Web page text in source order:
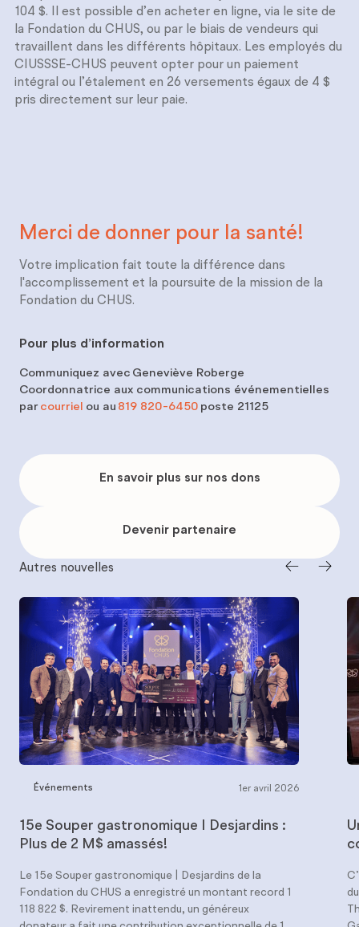
104 $. Il est possible d’en acheter en ligne, via le site de
la Fondation du CHUS, ou par le biais de vendeurs qui
travaillent dans les différents hôpitaux. Les employés du
CIUSSSE-CHUS peuvent opter pour un paiement
intégral ou l’étalement en 26 versements égaux de 4 $
pris directement sur leur paie.
Merci de donner pour la santé!
Votre implication fait toute la différence dans
l'accomplissement et la poursuite de la mission de la
Fondation du CHUS.
Pour plus d’information
Communiquez avec Geneviève Roberge
Coordonnatrice aux communications événementielles
par courriel ou au 819 820-6450 poste 21125
En
savoir
sur
nos
dons
En savoir plus sur nos dons
Devenir
partenaire
Devenir partenaire
Autres nouvelles
Événements 1er avril 2026
15e Souper gastronomique I Desjardins :
Plus de 2 M$ amassés!
Le 15e Souper gastronomique | Desjardins de la
Fondation du CHUS a enregistré un montant record 1
118 822 $. Revirement inattendu, un généreux